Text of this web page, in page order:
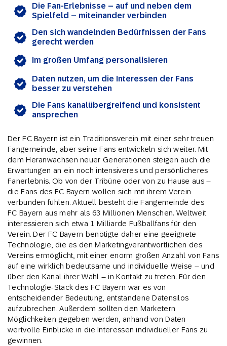
Die Fan-Erlebnisse – auf und neben dem
Spielfeld – miteinander verbinden
Den sich wandelnden Bedürfnissen der Fans
gerecht werden
Im großen Umfang personalisieren
Daten nutzen, um die Interessen der Fans
besser zu verstehen
Die Fans kanalübergreifend und konsistent
ansprechen
Der FC Bayern ist ein Traditionsverein mit einer sehr treuen
Fangemeinde, aber seine Fans entwickeln sich weiter. Mit
dem Heranwachsen neuer Generationen steigen auch die
Erwartungen an ein noch intensiveres und persönlicheres
Fanerlebnis. Ob von der Tribüne oder von zu Hause aus –
die Fans des FC Bayern wollen sich mit ihrem Verein
verbunden fühlen. Aktuell besteht die Fangemeinde des
FC Bayern aus mehr als 63 Millionen Menschen. Weltweit
interessieren sich etwa 1 Milliarde Fußballfans für den
Verein. Der FC Bayern benötigte daher eine geeignete
Technologie, die es den Marketingverantwortlichen des
Vereins ermöglicht, mit einer enorm großen Anzahl von Fans
auf eine wirklich bedeutsame und individuelle Weise – und
über den Kanal ihrer Wahl – in Kontakt zu treten. Für den
Technologie-Stack des FC Bayern war es von
entscheidender Bedeutung, entstandene Datensilos
aufzubrechen. Außerdem sollten den Marketern
Möglichkeiten gegeben werden, anhand von Daten
wertvolle Einblicke in die Interessen individueller Fans zu
gewinnen.